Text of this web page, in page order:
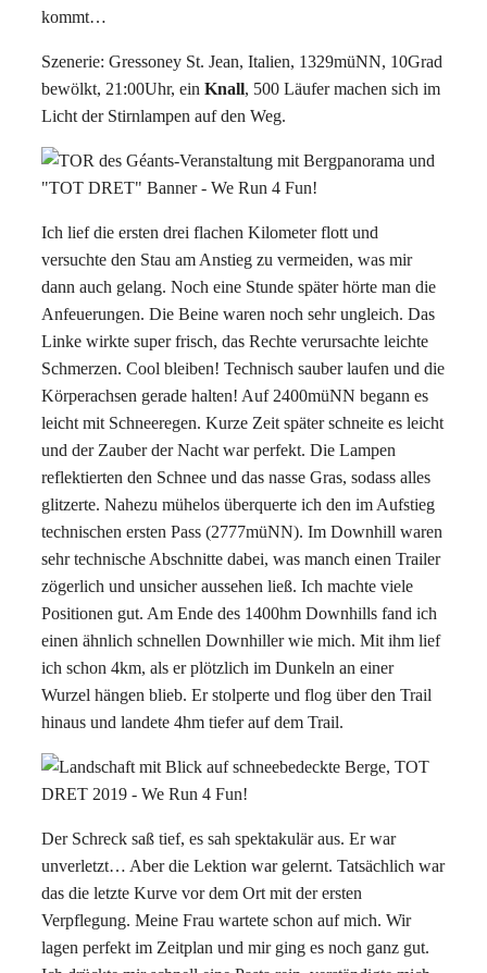
kommt…
Szenerie: Gressoney St. Jean, Italien, 1329müNN, 10Grad
bewölkt, 21:00Uhr, ein Knall, 500 Läufer machen sich im
Licht der Stirnlampen auf den Weg.
Ich lief die ersten drei flachen Kilometer flott und
versuchte den Stau am Anstieg zu vermeiden, was mir
dann auch gelang. Noch eine Stunde später hörte man die
Anfeuerungen. Die Beine waren noch sehr ungleich. Das
Linke wirkte super frisch, das Rechte verursachte leichte
Schmerzen. Cool bleiben! Technisch sauber laufen und die
Körperachsen gerade halten! Auf 2400müNN begann es
leicht mit Schneeregen. Kurze Zeit später schneite es leicht
und der Zauber der Nacht war perfekt. Die Lampen
reflektierten den Schnee und das nasse Gras, sodass alles
glitzerte. Nahezu mühelos überquerte ich den im Aufstieg
technischen ersten Pass (2777müNN). Im Downhill waren
sehr technische Abschnitte dabei, was manch einen Trailer
zögerlich und unsicher aussehen ließ. Ich machte viele
Positionen gut. Am Ende des 1400hm Downhills fand ich
einen ähnlich schnellen Downhiller wie mich. Mit ihm lief
ich schon 4km, als er plötzlich im Dunkeln an einer
Wurzel hängen blieb. Er stolperte und flog über den Trail
hinaus und landete 4hm tiefer auf dem Trail.
Der Schreck saß tief, es sah spektakulär aus. Er war
unverletzt… Aber die Lektion war gelernt. Tatsächlich war
das die letzte Kurve vor dem Ort mit der ersten
Verpflegung. Meine Frau wartete schon auf mich. Wir
lagen perfekt im Zeitplan und mir ging es noch ganz gut.